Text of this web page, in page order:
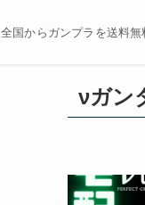
全国からガンプラを送料無
νガン